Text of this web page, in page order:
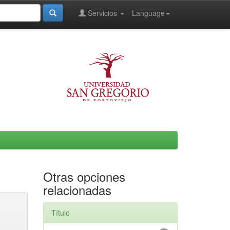
Language
Servicios
Otras opciones
relacionadas
Título